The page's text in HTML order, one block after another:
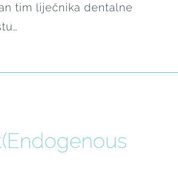
tim liječnika dentalne